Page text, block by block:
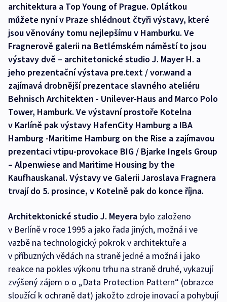
architektura a Top Young of Prague. Oplátkou
můžete nyní v Praze shlédnout čtyři výstavy, které
jsou věnovány tomu nejlepšímu v Hamburku. Ve
Fragnerově galerii na Betlémském náměstí to jsou
výstavy dvě – architetonické studio J. Mayer H. a
jeho prezentační výstava pre.text / vor.wand a
zajímavá drobnější prezentace slavného ateliéru
Behnisch Architekten - Unilever-Haus and Marco Polo
Tower, Hamburk. Ve výstavní prostoře Kotelna
v Karlíně pak výstavy HafenCity Hamburg a IBA
Hamburg -Maritime Hamburg on the Rise a zajímavou
prezentaci vtipu-provokace BIG / Bjarke Ingels Group
– Alpenwiese and Maritime Housing by the
Kaufhauskanal. Výstavy ve Galerii Jaroslava Fragnera
trvají do 5. prosince, v Kotelně pak do konce října.
Architektonické studio J. Meyera bylo založeno
v Berlíně v roce 1995 a jako řada jiných, možná i ve
vazbě na technologický pokrok v architektuře a
v příbuzných vědách na straně jedné a možná i jako
reakce na pokles výkonu trhu na straně druhé, vykazují
zvýšený zájem o o „Data Protection Pattern“ (obrazce
sloužící k ochraně dat) jakožto zdroje inovací a pohybují